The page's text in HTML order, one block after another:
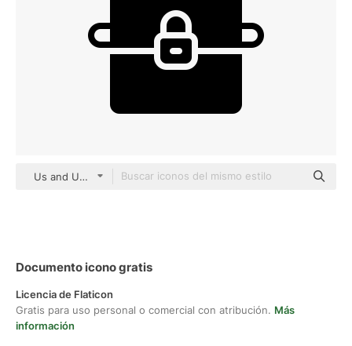
Us and Up black fill
Documento icono gratis
Licencia de Flaticon
Gratis para uso personal o comercial con atribución. Más
información